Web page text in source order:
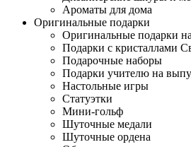
Ароматы для дома
Оригинальные подарки
Оригинальные подарки
Подарки с кристаллами
Подарочные наборы
Подарки учителю на
Настольные игры
Статуэтки
Мини-гольф
Шуточные медали
Шуточные ордена